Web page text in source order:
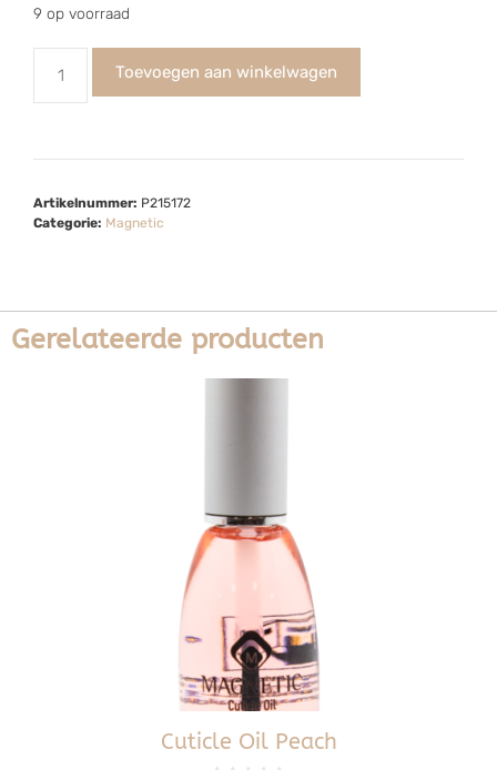
9 op voorraad
Toevoegen aan winkelwagen
Artikelnummer: P215172
Categorie: Magnetic
Gerelateerde producten
Cuticle Oil Peach